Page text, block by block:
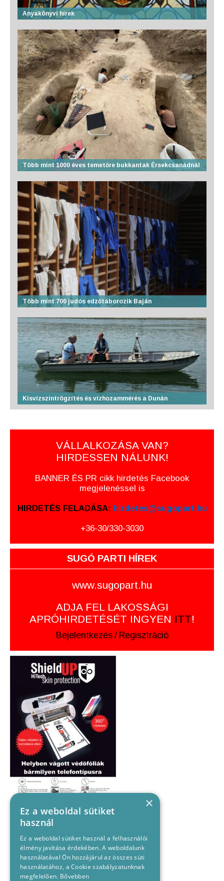
Anyakönyvi hírek
Több mint 1000 éves temetőre bukkantak Érsekcsanádnál
Több mint 700 judós edzőtáborozik Baján
Kisvízszintrögzítés és vízhozammérés a Dunán
VÁLLALKOZÁSA VAN?
HIRDESSEN NÁLUNK!
BANNER ÉS PR cikk hirdetés Facebook
megjelenéssel is
HIRDETÉS FELADÁSA: hirdetes@sugopart.hu
+36-30/330-3030
SUGÓ PARTI HÍREK
www.sugopart.hu
ADJA FEL LAKOSSÁGI
APRÓHIRDETÉSÉT INGYEN ITT!
Bejelentkezés / Regisztráció
×
Ez a weboldal sütiket
használ
Ez a weboldal sütiket használ a felhasználói
élmény javítása érdekében. A weboldalunk
használatával Ön hozzájárul az összes süti
használatához, a Cookie szabályzatunknak
megfelelően. Bővebben